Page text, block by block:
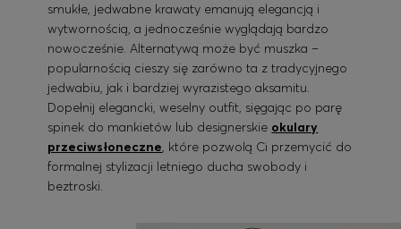
smukłe, jedwabne krawaty emanują elegancją i
wytwornością, a jednocześnie wyglądają bardzo
nowocześnie. Alternatywą może być muszka –
popularnością cieszy się zarówno ta z tradycyjnego
jedwabiu, jak i bardziej wyrazistego aksamitu.
Dopełnij elegancki, weselny outfit, sięgając po parę
spinek do mankietów lub designerskie okulary
przeciwsłoneczne, które pozwolą Ci przemycić do
formalnej stylizacji letniego ducha swobody i
beztroski.